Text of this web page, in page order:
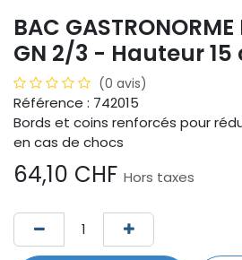
BAC GASTRONORME
GN 2/3 - Hauteur 15
(0 avis)
Référence : 742015
Bords et coins renforcés pour
en cas de chocs
64,10 CHF Hors taxes